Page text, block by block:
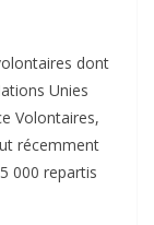
dont
Unies
Volontaires,
récemment
000 repartis